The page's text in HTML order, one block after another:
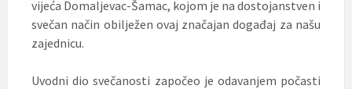
vijeća Domaljevac-Šamac, kojom je na dostojanstven i
svečan način obilježen ovaj značajan događaj za našu
zajednicu.
Uvodni dio svečanosti započeo je odavanjem počasti